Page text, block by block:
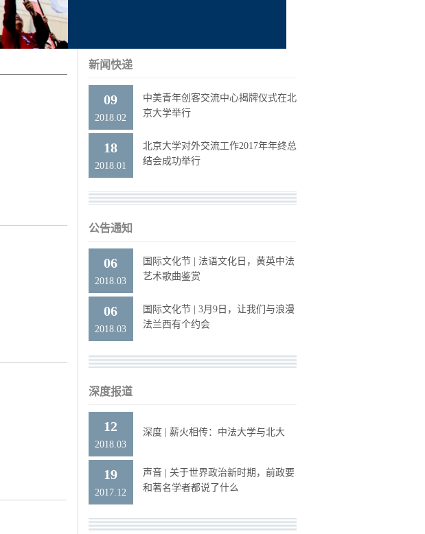
新闻快递
09
2018.02
中美青年创客交流中心揭牌仪式在北
京大学举行
18
2018.01
北京大学对外交流工作2017年年终总
结会成功举行
公告通知
06
2018.03
国际文化节 | 法语文化日，黄英中法
艺术歌曲鉴赏
06
2018.03
国际文化节 | 3月9日，让我们与浪漫
法兰西有个约会
深度报道
12
2018.03
深度 | 薪火相传：中法大学与北大
19
2017.12
声音 | 关于世界政治新时期，前政要
和著名学者都说了什么